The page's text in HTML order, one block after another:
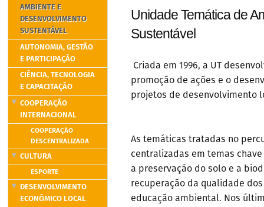
AMBIENTE E
DESENVOLVIMENTO
SUSTENTÁVEL
AUTONOMIA, GESTÃO
E PARTICIPAÇÃO
CIÊNCIA, TECNOLOGIA
E CAPACITAÇÃO
COOPERAÇÃO
INTERNACIONAL
COOPERAÇÃO
DESCENTRALIZADA
CULTURA
ESPORTE
DESENVOLVIMENTO
ECONÔMICO LOCAL
Unidade Temática de
Sustentável
Criada em 1996, a UT
promoção de ações e o
projetos de desenvolvimento
As temáticas tratadas no
centralizadas em temas
a preservação do solo e a
recuperação da qualidade
educação ambiental. Nos